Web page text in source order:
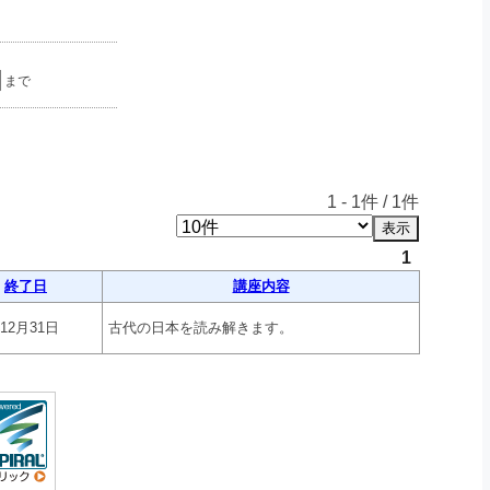
まで
1 - 1件 / 1件
1
終了日 講座内容
月31日 古代の日本を読み解きます。